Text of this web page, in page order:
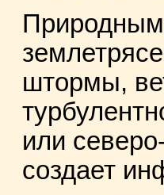
штормы,
или
создает